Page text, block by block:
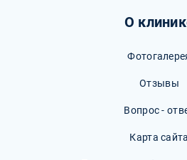
О
Отзывы
Вопрос -
Карта сайта